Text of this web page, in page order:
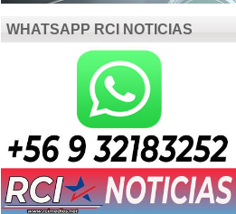
WHATSAPP RCI NOTICIAS